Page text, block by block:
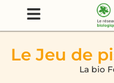
Le Jeu de
La bio